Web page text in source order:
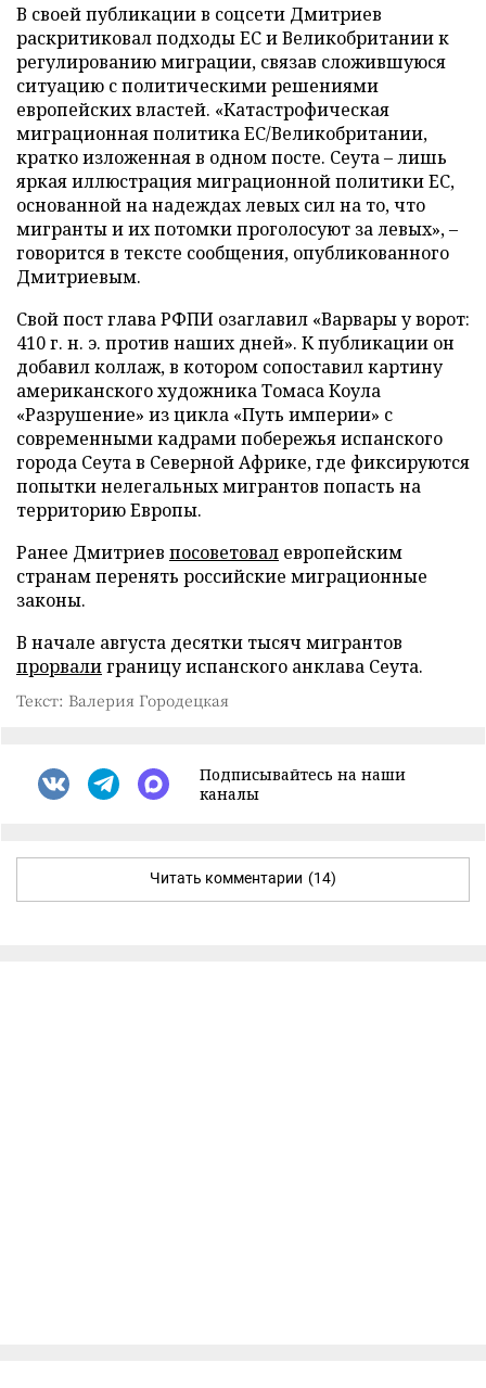
В своей публикации в соцсети Дмитриев
раскритиковал подходы ЕС и Великобритании к
регулированию миграции, связав сложившуюся
ситуацию с политическими решениями
европейских властей. «Катастрофическая
миграционная политика ЕС/Великобритании,
кратко изложенная в одном посте. Сеута – лишь
яркая иллюстрация миграционной политики ЕС,
основанной на надеждах левых сил на то, что
мигранты и их потомки проголосуют за левых», –
говорится в тексте сообщения, опубликованного
Дмитриевым.
Свой пост глава РФПИ озаглавил «Варвары у ворот:
410 г. н. э. против наших дней». К публикации он
добавил коллаж, в котором сопоставил картину
американского художника Томаса Коула
«Разрушение» из цикла «Путь империи» с
современными кадрами побережья испанского
города Сеута в Северной Африке, где фиксируются
попытки нелегальных мигрантов попасть на
территорию Европы.
Ранее Дмитриев посоветовал европейским
странам перенять российские миграционные
законы.
В начале августа десятки тысяч мигрантов
прорвалиграницу испанского анклава Сеута.
Текст: Валерия Городецкая
Подписывайтесь на наши
каналы
Читать комментарии (14)